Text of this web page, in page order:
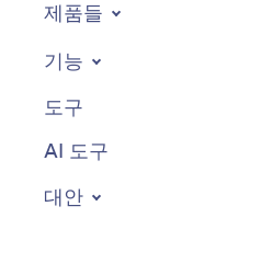
제품들
기능
도구
AI 도구
대안